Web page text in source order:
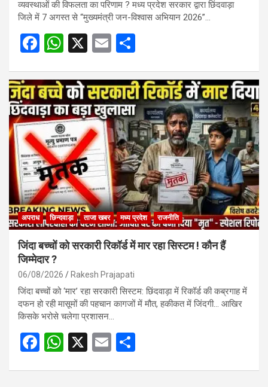
व्यवस्थाओं की विफलता का परिणाम ? मध्य प्रदेश सरकार द्वारा छिंदवाड़ा
जिले में 7 अगस्त से “मुख्यमंत्री जन-विश्वास अभियान 2026”…
F
ce
b
o
o
k
W
at
s
A
p
p
X
E
ail ar
e
अपराध छिन्दवाड़ा ताजा खबर मध्य प्रदेश राजनीति
जिंदा बच्चों को सरकारी रिकॉर्ड में मार रहा सिस्टम ! कौन हैं
जिम्मेदार ?
06/08/2026 Rakesh Prajapati
जिंदा बच्चों को ‘मार’ रहा सरकारी सिस्टम: छिंदवाड़ा में रिकॉर्ड की कब्रगाह में
दफन हो रही मासूमों की पहचान कागजों में मौत, हकीकत में जिंदगी… आखिर
किसके भरोसे चलेगा प्रशासन…
F
W X
E